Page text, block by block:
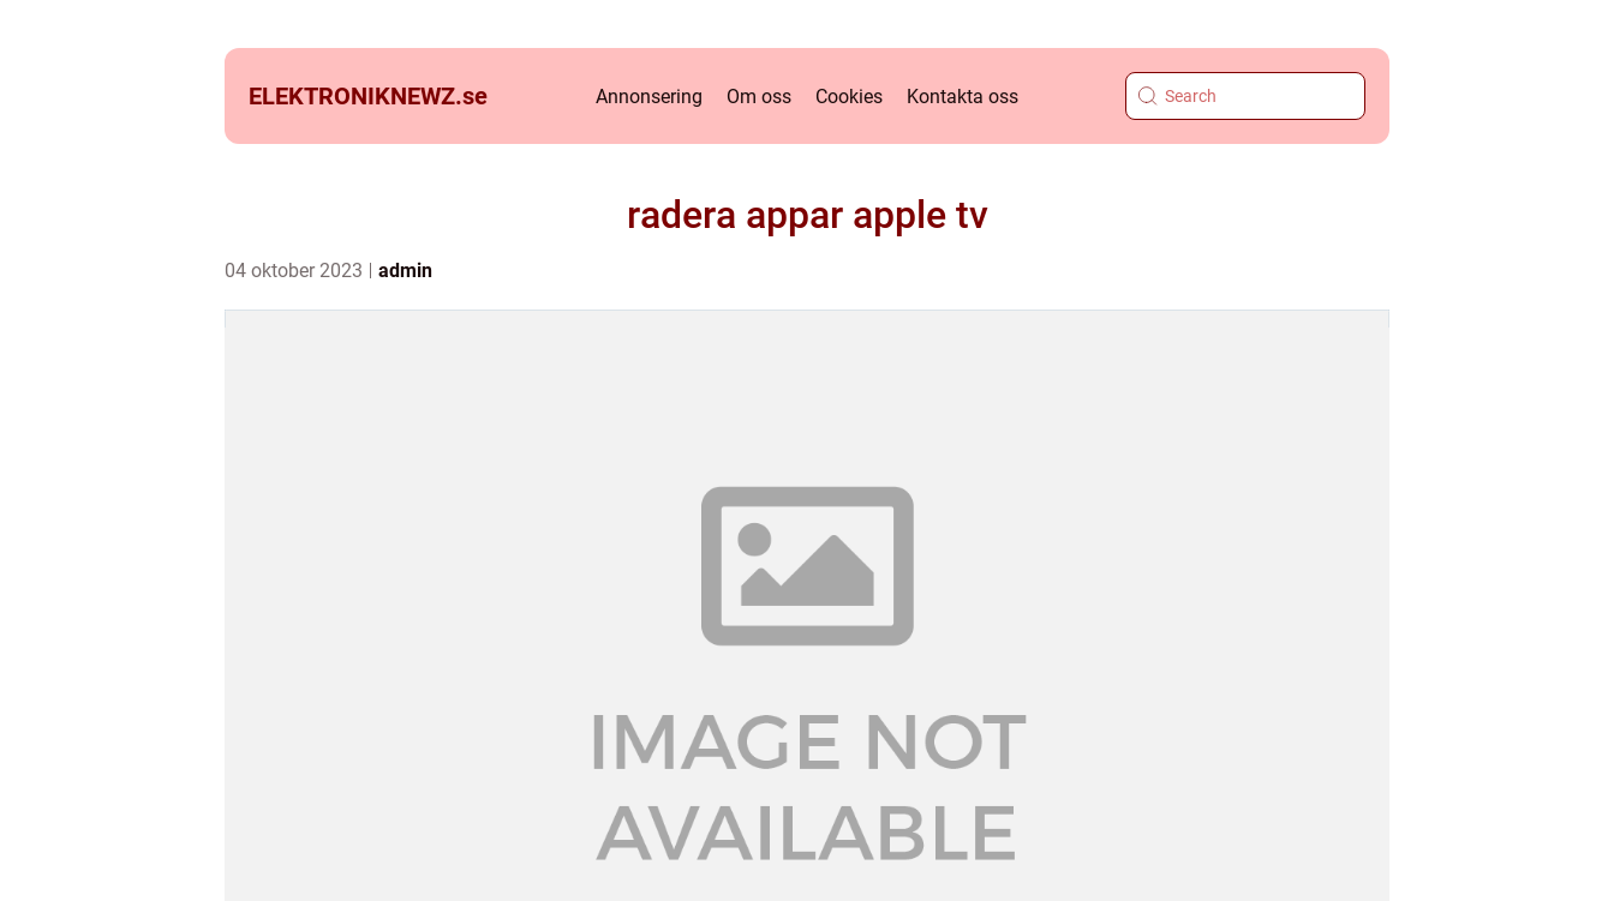
ELEKTRONIKNEWZ.se Annonsering Om oss Cookies Kontakta oss
radera appar apple tv
04 oktober 2023 admin